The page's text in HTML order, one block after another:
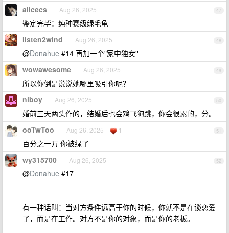
47
alicecs Aug 26, 2025
鉴定完毕：纯种赛级绿毛龟
48
listen2wind Aug 26, 2025
@Donahue #14 再加一个"家中独女"
49
wowawesome Aug 26, 2025
所以你倒是说说她哪里吸引你呢？
50
niboy Aug 26, 2025
婚前三天两头作的，结婚后也会鸡飞狗跳，你会很累的，分。
51
ooTwToo Aug 26, 2025 1
百分之一万 你被绿了
52
wy315700 Aug 26, 2025
@Donahue #17
有一种话叫：当对方条件远高于你的时候，你就不是在谈恋爱
了，而是在工作。对方不是你的对象，而是你的老板。